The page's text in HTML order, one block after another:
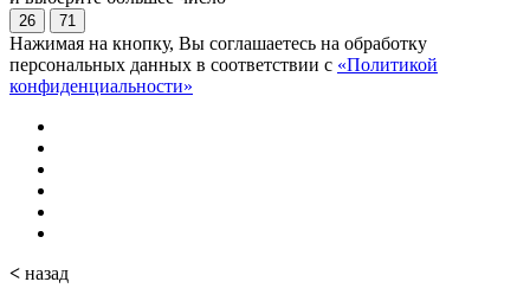
26 71
Нажимая на кнопку, Вы соглашаетесь на обработку
персональных данных в соответствии с «Политикой
конфиденциальности»
< назад